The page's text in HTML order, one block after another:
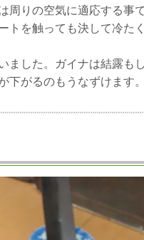
周りの空気に適応する事
トを触っても決して冷た
ました。ガイナは結露も
下がるのもうなずけます。